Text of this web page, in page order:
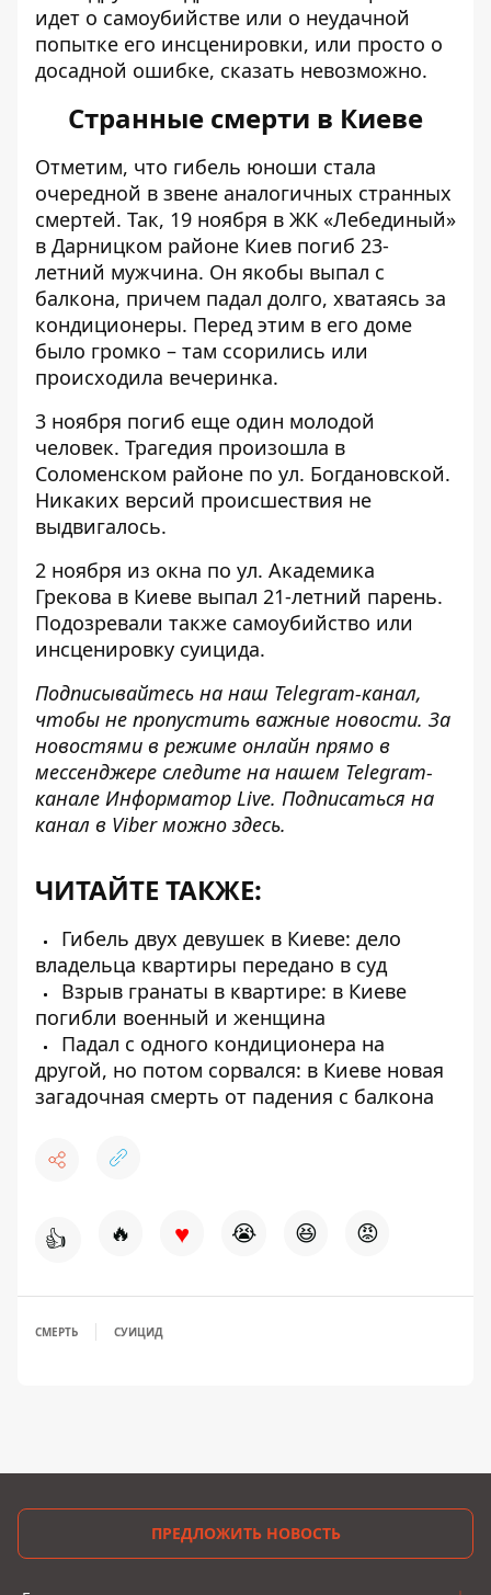
идет о самоубийстве или о неудачной
попытке его инсценировки, или просто о
досадной ошибке, сказать невозможно.
Странные смерти в Киеве
Отметим, что гибель юноши стала
очередной в звене аналогичных странных
смертей. Так, 19 ноября в ЖК «Лебединый»
в Дарницком районе Киев погиб 23-
летний мужчина. Он якобы выпал с
балкона, причем падал долго, хватаясь за
кондиционеры. Перед этим в его доме
было громко – там ссорились или
происходила вечеринка.
3 ноября погиб еще один молодой
человек. Трагедия произошла в
Соломенском районе по ул. Богдановской.
Никаких версий происшествия не
выдвигалось.
2 ноября из окна по ул. Академика
Грекова в Киеве выпал 21-летний парень.
Подозревали также самоубийство или
инсценировку суицида.
Подписывайтесь на наш Telegram-канал,
чтобы не пропустить важные новости. За
новостями в режиме онлайн прямо в
мессенджере следите на нашем Telegram-
канале Информатор Live. Подписаться на
канал в Viber можно здесь.
ЧИТАЙТЕ ТАКЖЕ:
Гибель двух девушек в Киеве: дело
владельца квартиры передано в суд
Взрыв гранаты в квартире: в Киеве
погибли военный и женщина
Падал с одного кондиционера на
другой, но потом сорвался: в Киеве новая
загадочная смерть от падения с балкона
👍 🔥 ♥ 😭 😆 😡
СМЕРТЬ СУИЦИД
ПРЕДЛОЖИТЬ НОВОСТЬ